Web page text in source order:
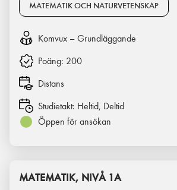
MATEMATIK OCH NATURVETENSKAP
Komvux – Grundläggande
Poäng: 200
Distans
Studietakt: Heltid, Deltid
Öppen för ansökan
MATEMATIK, NIVÅ 1A